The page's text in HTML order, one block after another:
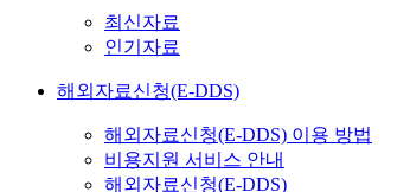
최신자료
인기자료
해외자료신청(E-DDS)
해외자료신청(E-DDS) 이용 방법
비용지원 서비스 안내
해외자료신청(E-DDS)